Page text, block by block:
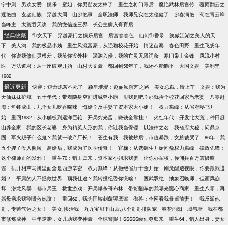
宁中则
男欢女爱 娱乐：蜜姐，你男朋友太棒了 重生之将门毒后 魔艳武林后宫传
覆雨翻云之
逐艳曲
玄鉴仙族 穿越大周 山乡艳事 全职法师 我师兄实在太稳健了 乡春满艳
苟在青云峰
当峰主
太荒吞天诀 我的微信连三界 长公主病入膏肓后
经典收藏 御女天下 穿越豪门之娱乐后宫 后宫春春色 仙剑御香录
笑傲江湖之美人的天
下
美人沟 我的极品小姨 重生风流富豪，从强吻校花开始 情迷苗寨 春色田野
重生飞扬年
代
你说我修仙灵根差，我笑你没外挂 深渊入侵：我的亡灵无限词条 寒门枭士金锋
风流小村
医
万法道君：从一座破观开始 山村大文豪 都回到58年了，我还不能躺平 大国文娱
美利坚
1982
最近更新 快穿：短命炮灰不死了 颖星璀璨：赵丽颖演艺之路 美女总裁，请上车
文娱：我为
天仙妹妹护航
五十年代：带着随身空间进城奔小康 甩我是吧？那就捡个校花回家当老婆
八零赶
海：鱼虾成山，九个女儿吃香喝辣
悔婚？反手娶了资本家大小姐！
权力巅峰：从省府秘书开
始
重回1982：从小舢板到远洋巨轮 开局穷光蛋，赚钱全靠挂！
火红年代：开发北大荒，种田赶
山养全家
我的区长老婆 身为精英人形的我，你让我当保镖 以法律之名
我省府大秘，问鼎京
圈
军火贩子什么鬼？我就一破产厂长！ 苍生有我 我被炒后，市值暴跌，女总裁哭了
86年：我
五个嫂子没人照顾
离婚后，我成为了医学传奇！ 官梯：从选调生开始问鼎权力巅峰
律政先锋：
这个律师正的发邪！
重生70：猎王归来，资本家小姐求我娶
让你办军校，你佣兵百万震慑鹰
酱
扒开相声马褂里面全是西游辛密 权力巅峰：从拒绝省厅千金开始
刚觉醒透视眼，你要跟我退
婚？
平庸的人不拯救世界 顶我仕途？我转投纪委你慌啥！ 医武双绝
抽象召唤师，但画风崩
坏
潜龙风暴：都市兵王 救世游戏：开局爆杀哥布林 带货翻车的我曝光黑心商家
重生八零，再
婚母亲求我割肾救她孩！
重回62，我为国铸剑薅哭鹰酱 御兽：全网看我暴虐前妻！
我反派他
哥，专薅气运之女！
美女,快治我 九九宝贝下山后,八个哥哥排队宠 春花向阳 城与墙
我在都
市修炼成神
中年逆袭，女儿助我变神豪 全球警报！SSSSS级仙尊归来
重生64，猎人出身，妻女